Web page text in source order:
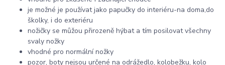
je možné je používat jako papučky do interiéru-na doma,do
školky, i do exteriéru
nožičky se můžou přirozeně hýbat a tím posilovat všechny
svaly nožky
vhodné pro normální nožky
pozor, boty nejsou určené na odrážedlo, kolobežku, kolo